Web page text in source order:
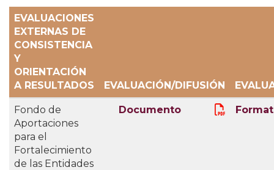
EVALUACIONES
EXTERNAS DE
CONSISTENCIA
Y
ORIENTACIÓN
A RESULTADOS
EVALUACIÓN/DIFUSIÓN
Fondo de
Aportaciones
para el
Fortalecimiento
de las Entidades
Documento